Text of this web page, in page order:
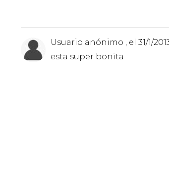
Usuario anónimo , el 31/1/
esta super bonita